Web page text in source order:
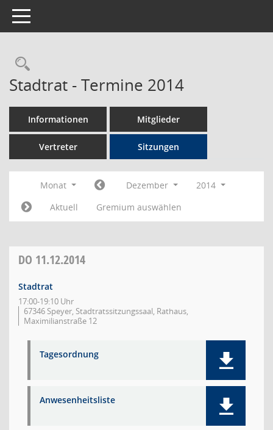
Toggle navigation
Rechercheauswahl
Stadtrat - Termine 2014
Informationen Mitglieder
Vertreter Sitzungen
Monat Dezember
2014
Aktuell
Gremium auswählen
DO 11.12.2014
Stadtrat
17:00-19:10 Uhr
67346 Speyer, Stadtratssitzungssaal, Rathaus,
Maximilianstraße 12
Tagesordnung
Anwesenheitsliste